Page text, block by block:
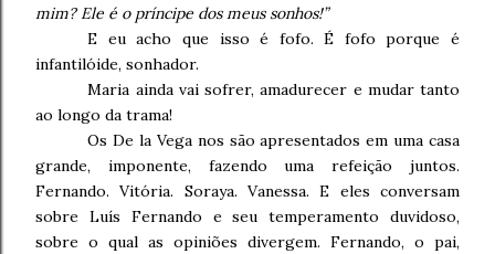
mim? Ele é o príncipe dos meus sonhos!”
E eu acho que isso é fofo. É fofo porque é
infantilóide, sonhador.
Maria ainda vai sofrer, amadurecer e mudar tanto
ao longo da trama!
Os De la Vega nos são apresentados em uma casa
grande, imponente, fazendo uma refeição juntos.
Fernando. Vitória. Soraya. Vanessa. E eles conversam
sobre Luís Fernando e seu temperamento duvidoso,
sobre o qual as opiniões divergem. Fernando, o pai,